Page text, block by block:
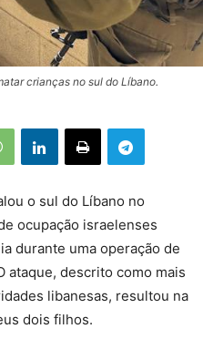
crianças no sul do Líbano.
o sul do Líbano no
ocupação israelenses
durante uma operação de
ataque, descrito como mais
libanesas, resultou na
dois filhos.